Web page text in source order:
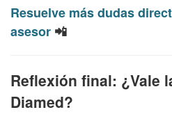
Resuelve más dudas
asesor 📲
Reflexión final: ¿Vale
Diamed?